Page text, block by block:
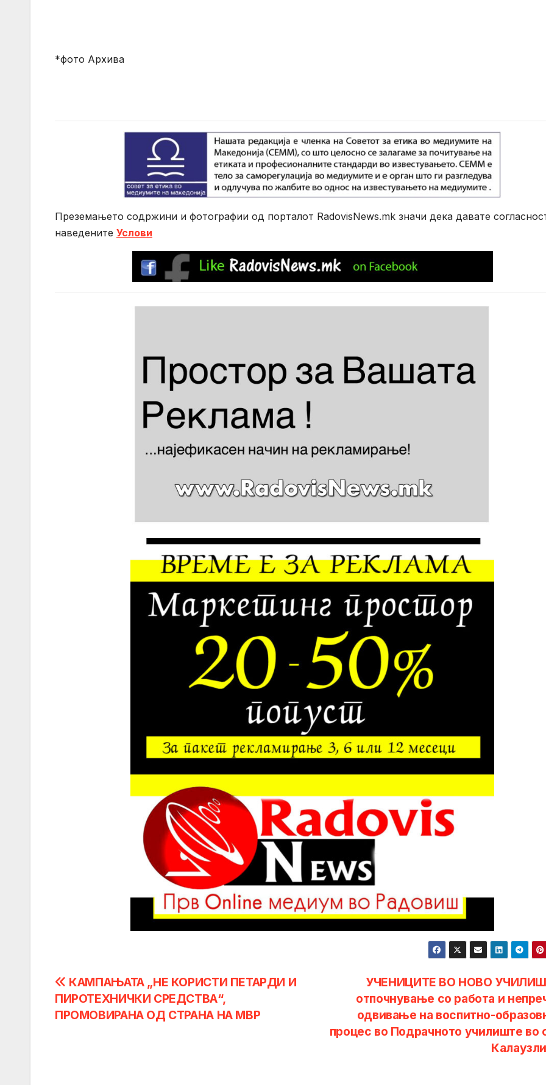
*фото Архива
Преземањето содржини и фотографии од порталот RadovisNews.mk значи дека давате
нaведените Услови
Post
navigation
УЧЕНИЦИТЕ ВО НОВО
отпочнување со работа и
одвивање на воспитно-
процес во Подрачното училиште во
КАМПАЊАТА „НЕ КОРИСТИ ПЕТАРДИ И
ПИРОТЕХНИЧКИ СРЕДСТВА“,
ПРОМОВИРАНА ОД СТРАНА НА МВР